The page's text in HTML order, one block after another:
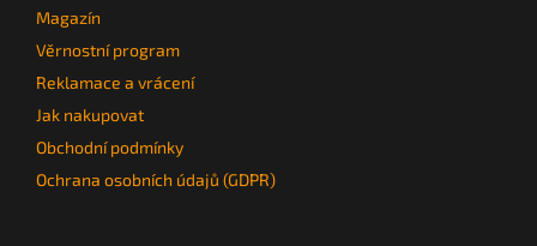
Magazín
Věrnostní program
Reklamace a vrácení
Jak nakupovat
Obchodní podmínky
Ochrana osobních údajů (GDPR)